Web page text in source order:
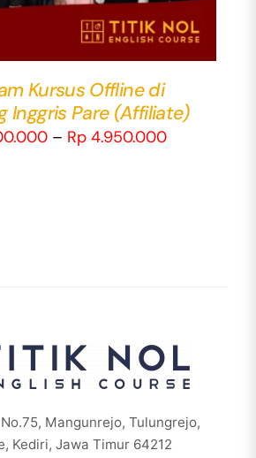
THE
OPTIONS
CHOSEN
ON
THE
Kursus Offline di
Inggris Pare (Affiliate)
– Rp4.950.000Price
Mangunrejo, Tulungrejo,
Kediri, Jawa Timur 64212